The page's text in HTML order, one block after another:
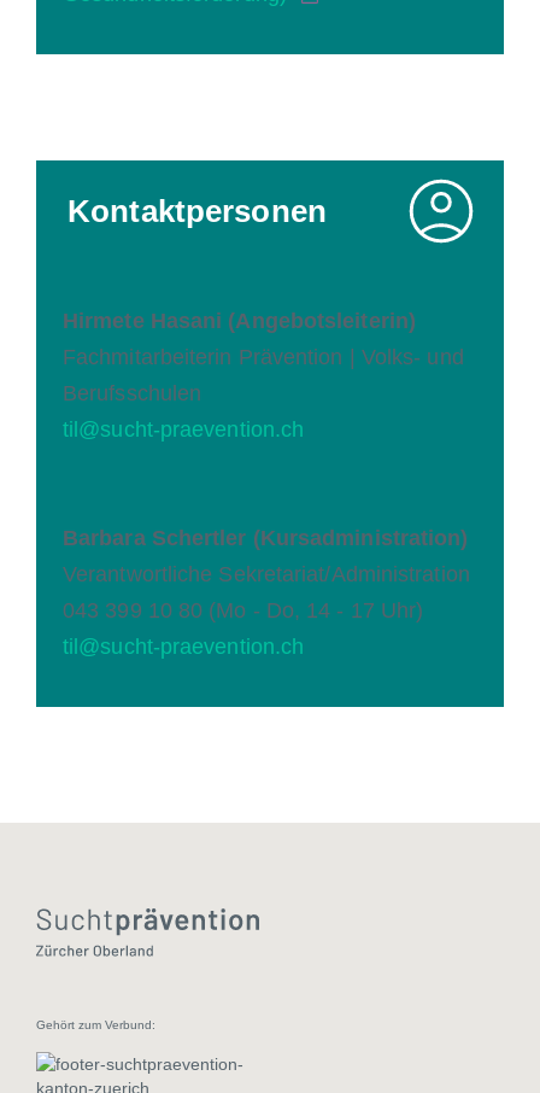
Kontaktpersonen
Hirmete Hasani (Angebotsleiterin)
Fachmitarbeiterin Prävention | Volks- und
Berufsschulen
til@sucht-praevention.ch
Barbara Schertler (Kursadministration)
Verantwortliche Sekretariat/Administration
043 399 10 80 (Mo - Do, 14 - 17 Uhr)
til@sucht-praevention.ch
Gehört zum Verbund: